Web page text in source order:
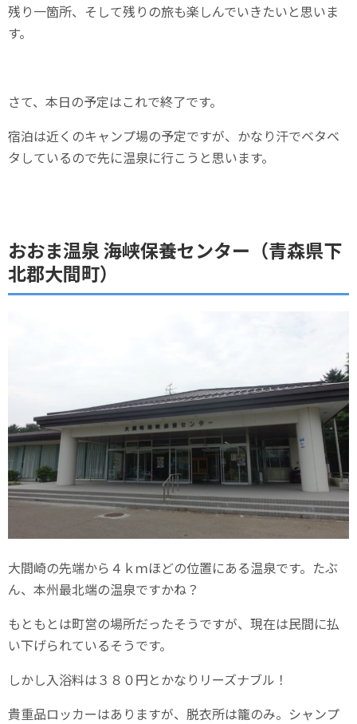
残り一箇所、そして残りの旅も楽しんでいきたいと思いま
す。
さて、本日の予定はこれで終了です。
宿泊は近くのキャンプ場の予定ですが、かなり汗でベタベ
タしているので先に温泉に行こうと思います。
おおま温泉 海峡保養センター（青森県下
北郡大間町）
大間崎の先端から４ｋｍほどの位置にある温泉です。たぶ
ん、本州最北端の温泉ですかね？
もともとは町営の場所だったそうですが、現在は民間に払
い下げられているそうです。
しかし入浴料は３８０円とかなりリーズナブル！
貴重品ロッカーはありますが、脱衣所は籠のみ。シャンプ